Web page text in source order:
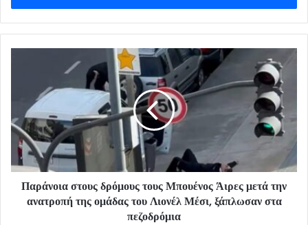
Παράνοια στους δρόμους τους Μπουένος Άιρες μετά την
ανατροπή της ομάδας του Λιονέλ Μέσι, ξάπλωσαν στα
πεζοδρόμια